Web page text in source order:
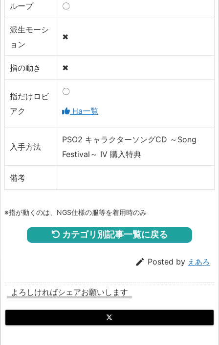
ループ 〇
派生モーシ
ョン
✖
指の動き ✖
指だけロビ
アク
〇
Ha一覧
入手方法
PSO2 キャラクターソングCD ～Song
Festival～ IV 購入特典
備考
※指が動くのは、NGS仕様の服等を着用時のみ
カテゴリ別記事一覧に戻る
 Posted by えあろ
よろしければシェアお願いします